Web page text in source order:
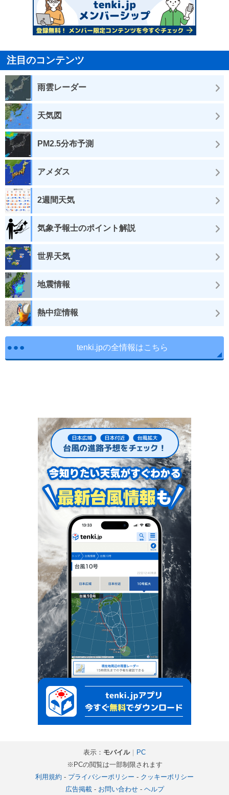
注目のコンテンツ
雨雲レーダー
天気図
PM2.5分布予測
アメダス
2週間天気
気象予報士のポイント解説
世界天気
地震情報
熱中症情報
tenki.jpの全情報はこちら
表示： モバイル｜ PC
※PCの閲覧は一部制限されます
利用規約 - プライバシーポリシー - クッキーポリシー
広告掲載- お問い合わせ- ヘルプ